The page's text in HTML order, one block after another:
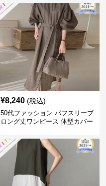
¥8,240 (税込)
50代ファッション パフスリーブ
ロング丈ワンピース 体型カバー